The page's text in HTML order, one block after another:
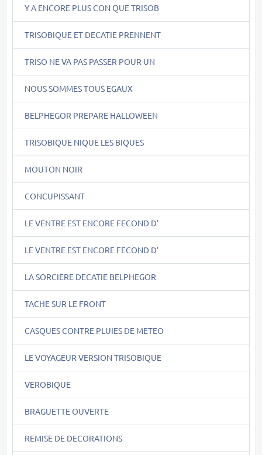
Y A ENCORE PLUS CON QUE TRISOB
TRISOBIQUE ET DECATIE PRENNENT
TRISO NE VA PAS PASSER POUR UN
NOUS SOMMES TOUS EGAUX
BELPHEGOR PREPARE HALLOWEEN
TRISOBIQUE NIQUE LES BIQUES
MOUTON NOIR
CONCUPISSANT
LE VENTRE EST ENCORE FECOND D'
LE VENTRE EST ENCORE FECOND D'
LA SORCIERE DECATIE BELPHEGOR
TACHE SUR LE FRONT
CASQUES CONTRE PLUIES DE METEO
LE VOYAGEUR VERSION TRISOBIQUE
VEROBIQUE
BRAGUETTE OUVERTE
REMISE DE DECORATIONS